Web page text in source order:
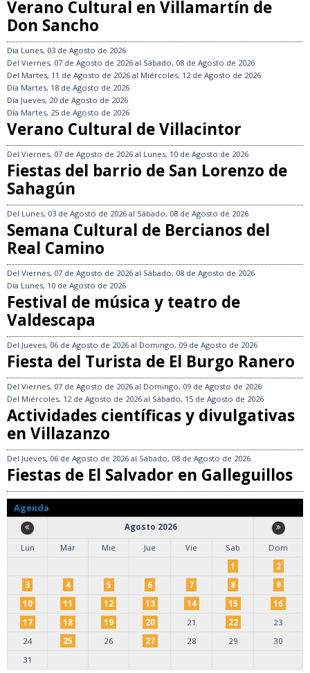
Verano Cultural en Villamartín de
Don Sancho
Día Lunes, 03 de Agosto de 2026
Del Viernes, 07 de Agosto de 2026 al Sábado, 08 de Agosto de 2026
Del Martes, 11 de Agosto de 2026 al Miércoles, 12 de Agosto de 2026
Día Martes, 18 de Agosto de 2026
Día Jueves, 20 de Agosto de 2026
Día Martes, 25 de Agosto de 2026
Verano Cultural de Villacintor
Del Viernes, 07 de Agosto de 2026 al Lunes, 10 de Agosto de 2026
Fiestas del barrio de San Lorenzo de
Sahagún
Del Lunes, 03 de Agosto de 2026 al Sábado, 08 de Agosto de 2026
Semana Cultural de Bercianos del
Real Camino
Del Viernes, 07 de Agosto de 2026 al Sábado, 08 de Agosto de 2026
Día Lunes, 10 de Agosto de 2026
Festival de música y teatro de
Valdescapa
Del Jueves, 06 de Agosto de 2026 al Domingo, 09 de Agosto de 2026
Fiesta del Turista de El Burgo Ranero
Del Viernes, 07 de Agosto de 2026 al Domingo, 09 de Agosto de 2026
Del Miércoles, 12 de Agosto de 2026 al Sábado, 15 de Agosto de 2026
Actividades científicas y divulgativas
en Villazanzo
Del Jueves, 06 de Agosto de 2026 al Sábado, 08 de Agosto de 2026
Fiestas de El Salvador en Galleguillos
Agenda
Agosto 2026
Lun
Mar Mie Jue Vie Sab
Dom
1
2
3
4 5 6 7 8
9
10
11 12 13 14 15
16
17
18 19 20 21 22
23
24
25 26 27 28 29
30
31